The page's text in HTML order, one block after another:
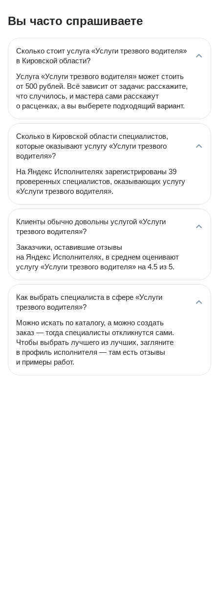
Вы часто спрашиваете
Сколько стоит услуга «Услуги трезвого водителя»
в Кировской области?
Услуга «Услуги трезвого водителя» может стоить
от 500 рублей. Всё зависит от задачи: расскажите,
что случилось, и мастера сами расскажут
о расценках, а вы выберете подходящий вариант.
Сколько в Кировской области специалистов,
которые оказывают услугу «Услуги трезвого
водителя»?
На Яндекс Исполнителях зарегистрированы 39
проверенных специалистов, оказывающих услугу
«Услуги трезвого водителя».
Клиенты обычно довольны услугой «Услуги
трезвого водителя»?
Заказчики, оставившие отзывы
на Яндекс Исполнителях, в среднем оценивают
услугу «Услуги трезвого водителя» на 4.5 из 5.
Как выбрать специалиста в сфере «Услуги
трезвого водителя»?
Можно искать по каталогу, а можно создать
заказ — тогда специалисты откликнутся сами.
Чтобы выбрать лучшего из лучших, загляните
в профиль исполнителя — там есть отзывы
и примеры работ.